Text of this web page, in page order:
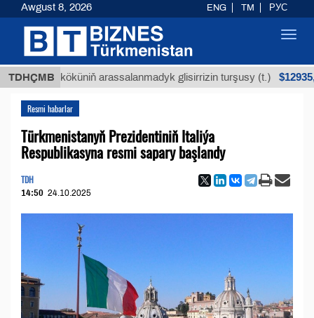
TDHÇMB
köküniň arassalanmadyk glisirrizin turşusy (t.) $12935,18
Resmi habarlar
Türkmenistanyň Prezidentiniň Italiýa
Respublikasyna resmi sapary başlandy
TDH
14:50 24.10.2025
Awgust 8, 2026 ENG TM РУС